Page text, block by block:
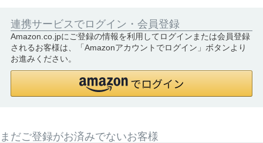
連携サービスでログイン・会員登録
Amazon.co.jpにご登録の情報を利用してログインまたは会員登録
されるお客様は、「Amazonアカウントでログイン」ボタンより
お進みください。
まだご登録がお済みでないお客様